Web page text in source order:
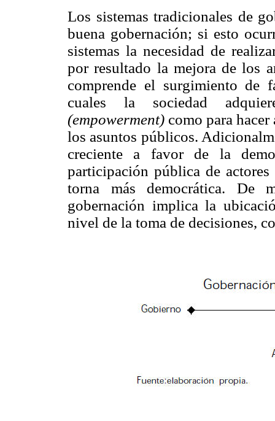
Los sistemas tradicionales de
buena gobernación; si esto
sistemas la necesidad de
por resultado la mejora de los
comprende el surgimiento de
cuales la sociedad
(empowerment) como para
los asuntos públicos.
creciente a favor de la
participación pública de
torna más democrática. De
gobernación implica la
nivel de la toma de decisiones,